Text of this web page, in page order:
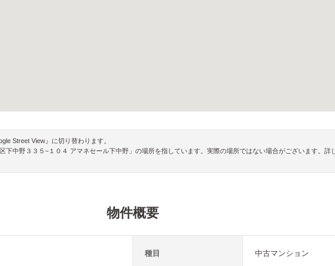
Street View』に切り替わります。
中野３３５−１０４ アマネセール下中野」の場所を指しています。実際の場所ではない場合がございます。詳
物件概要
種目 中古マンション